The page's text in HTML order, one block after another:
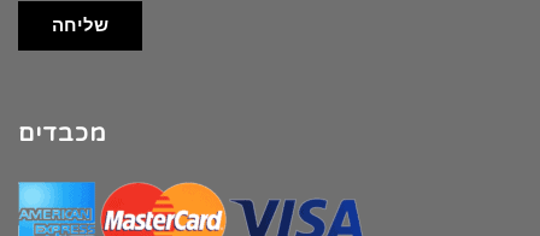
שליחה
מכבדים